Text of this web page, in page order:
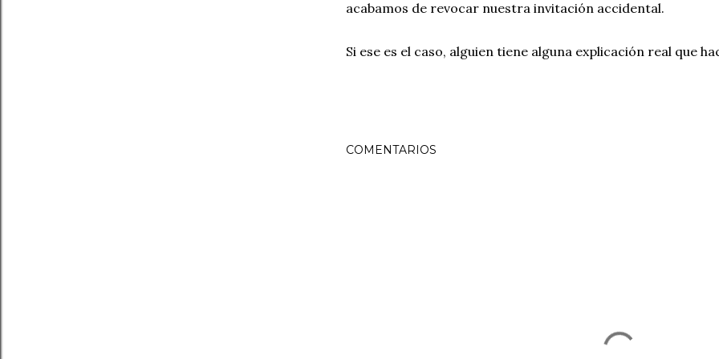
acabamos de revocar nuestra invitación accidental.
Si ese es el caso, alguien tiene alguna explicación real que
COMENTARIOS